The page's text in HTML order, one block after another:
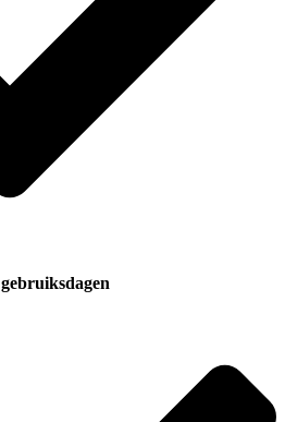
gebruiksdagen